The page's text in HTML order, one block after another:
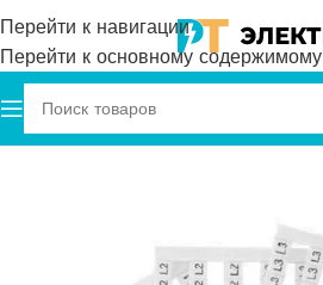
Перейти к навигации
Перейти к основному содержимому
Главная Onka Маркировка